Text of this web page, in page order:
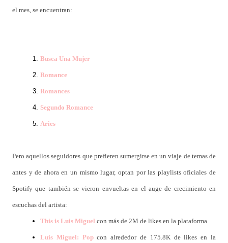
el mes, se encuentran:
Busca Una Mujer
Romance
Romances
Segundo Romance
Aries
Pero aquellos seguidores que prefieren sumergirse en un viaje de temas de
antes y de ahora en un mismo lugar, optan por las playlists oficiales de
Spotify que también se vieron envueltas en el auge de crecimiento en
escuchas del artista:
This is Luis Miguel con más de 2M de likes en la plataforma
Luis Miguel: Popcon alrededor de 175.8K de likes en la